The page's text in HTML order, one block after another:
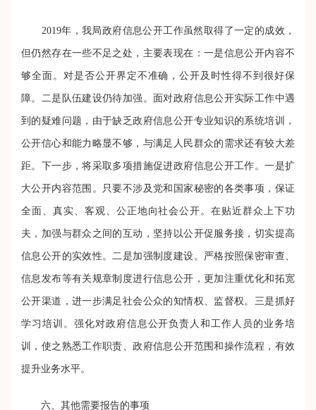
2019年，我局政府信息公开工作虽然取得了一定的成效，
但仍然存在一些不足之处，主要表现在： 一是信息公开内容不
够全面。 对是否公开界定不准确，公开及时性得不到很好保
障。 二是队伍建设仍待加强。面对政府信息公开实际工作中遇
到的疑难问题，由于缺乏政府信息公开专业知识的系统培训，
公开信心和能力略显不够，与满足人民群众的需求还有较大差
距。下一步，将采取多项措施促进政府信息公开工作。一是扩
大公开内容范围。 只要不涉及党和国家秘密的各类事项，保证
全面、真实、客观、公正地向社会公开。在贴近群众上下功
夫，加强与群众之间的互动，坚持以公开促服务接，切实提高
信息公开的实效性。 二是加强制度建设。 严格按照保密审查、
信息发布等有关规章制度进行信息公开，更加注重优化和拓宽
公开渠道，进一步满足社会公众的知情权、监督权。 三是抓好
学习培训。 强化对政府信息公开负责人和工作人员的业务培
训，使之熟悉工作职责、政府信息公开范围和操作流程，有效
提升业务水平。
六、其他需要报告的事项